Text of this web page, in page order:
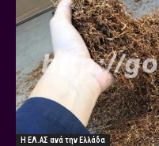
Η ΕΛ.ΑΣ ανά την Ελλάδα